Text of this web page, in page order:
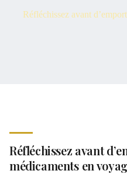
Réfléchissez avant
Réfléchissez avant
médicaments en